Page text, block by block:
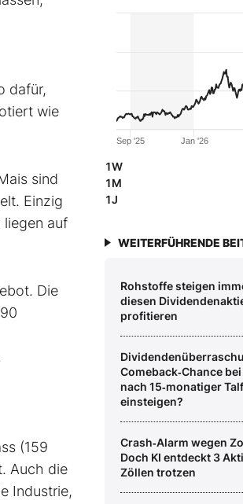
dafür,
wie
sind
Einzig
liegen auf
Die
(159
Auch die
Industrie,
Jan '26
Sep '25
1W
1M
1J
WEITERFÜHRENDE
Rohstoffe steigen
diesen
profitieren
Comeback‑Chance
nach 15‑monatiger
einsteigen?
Crash‑Alarm wegen
Doch KI entdeckt 3
Zöllen trotzen